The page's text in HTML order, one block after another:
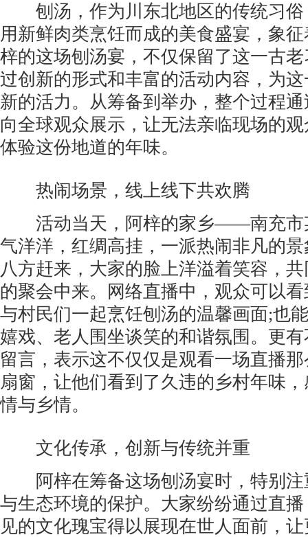
刨汤，作为川东北地区的传统习俗
用新鲜肉类烹饪而成的美食盛宴，象
梓的这场刨汤宴，不仅保留了这一古
过创新的形式和丰富的活动内容，为
新的活力。从筹备到举办，整个过程
向全球观众展示，让无法亲临现场的
体验这份地道的年味。
热闹场景，线上线下共欢腾
活动当天，阿梓的家乡——南充市
气洋洋，红绸高挂，一派热闹非凡的
八方赶来，大家的脸上洋溢着笑容，
的聚会中来。网络直播中，观众可以
与村民们一起烹饪刨汤的温馨画面;也
嬉戏、老人围坐谈笑的和谐氛围。更
留言，表示这不仅仅是观看一场直播
扇窗，让他们看到了久违的乡村年味
情与乡情。
文化传承，创新与传统并重
阿梓在筹备这场刨汤宴时，特别注
与生态环境的保护。大家纷纷通过直
见的文化瑰宝得以展现在世人面前，